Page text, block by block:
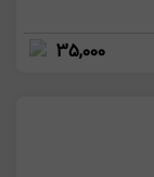
35,000